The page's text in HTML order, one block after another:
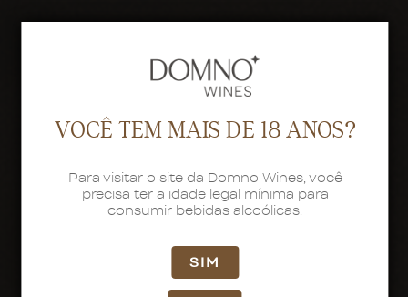
VOCÊ TEM MAIS DE 18 ANOS?
Para visitar o site da Domno Wines, você
precisa ter a idade legal mínima para
consumir bebidas alcoólicas.
SIM